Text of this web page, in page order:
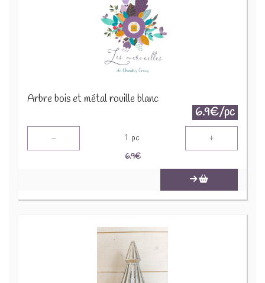
Arbre bois et métal rouille blanc
6.9€/pc
- 1 pc +
6.9€